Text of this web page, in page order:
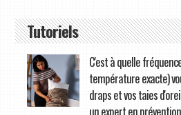
Tutoriels
C'est à quelle
température exacte)
draps et vos taies
un expert en